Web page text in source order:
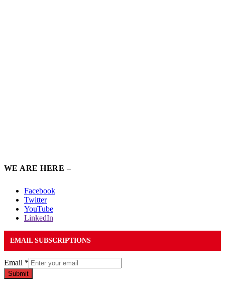
WE ARE HERE –
Facebook
Twitter
YouTube
LinkedIn
EMAIL SUBSCRIPTIONS
Email *
Submit